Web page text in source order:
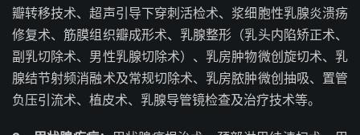
瓣转移技术、超声引导下穿刺活检术、浆细胞性乳腺炎溃疡
修复术、筋膜组织瓣成形术、乳腺整形（乳头内陷矫正术、
副乳切除术、男性乳腺切除术）、乳房肿物微创旋切术、乳
腺结节射频消融术及常规切除术、乳房脓肿微创抽吸、置管
负压引流术、植皮术、乳腺导管镜检查及治疗技术等。